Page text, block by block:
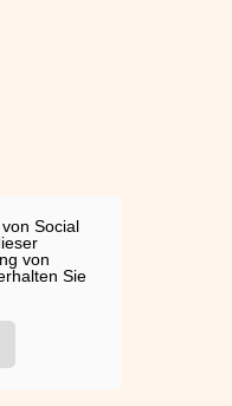
Social
von
Sie